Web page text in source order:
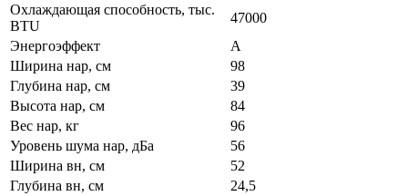
Охлаждающая способность, тыс.
BTU
47000
Энергоэффект
А
Ширина нар, см
98
Глубина нар, см
39
Высота нар, см
84
Вес нар, кг
96
Уровень шума нар, дБа
56
Ширина вн, см
52
Глубина вн, см
24,5